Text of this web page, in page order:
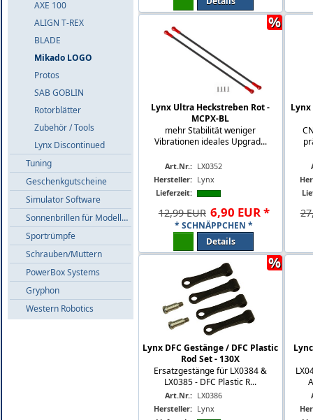
AXE 100
ALIGN T-REX
BLADE
Mikado LOGO
Protos
SAB GOBLIN
Rotorblätter
Zubehör / Tools
Lynx Discontinued
Tuning
Geschenkgutscheine
Simulator Software
Sonnenbrillen für Modellflieger
Sportrümpfe
Schrauben/Muttern
PowerBox Systems
Gryphon
Western Robotics
Lynx Ultra Heckstreben Rot -
MCPX-BL
mehr Stabilität weniger
Vibrationen ideales Upgrad...
Art.Nr.: LX0352
Hersteller: Lynx
Lieferzeit:
12,99 EUR 6,90 EUR*
* SCHNÄPPCHEN *
Details
%
Lynx
Lynx DFC Gestänge / DFC Plastic
Rod Set - 130X
Ersatzgestänge für LX0384 &
LX0385 - DFC Plastic R...
Art.Nr.: LX0386
Hersteller: Lynx
%